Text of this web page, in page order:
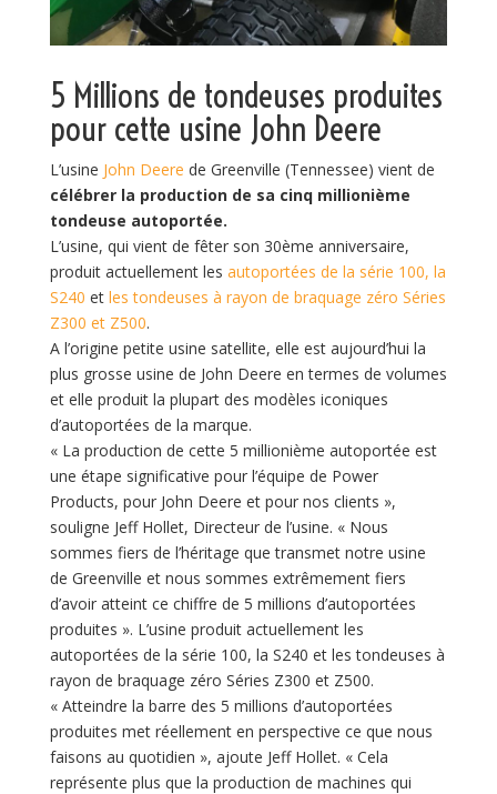
5 Millions de tondeuses produites
pour cette usine John Deere
L’usine John Deere de Greenville (Tennessee) vient de
célébrer la production de sa cinq millionième
tondeuse autoportée.
L’usine, qui vient de fêter son 30ème anniversaire,
produit actuellement les autoportées de la série 100, la
S240 et les tondeuses à rayon de braquage zéro Séries
Z300 et Z500.
A l’origine petite usine satellite, elle est aujourd’hui la
plus grosse usine de John Deere en termes de volumes
et elle produit la plupart des modèles iconiques
d’autoportées de la marque.
« La production de cette 5 millionième autoportée est
une étape significative pour l’équipe de Power
Products, pour John Deere et pour nos clients »,
souligne Jeff Hollet, Directeur de l’usine. « Nous
sommes fiers de l’héritage que transmet notre usine
de Greenville et nous sommes extrêmement fiers
d’avoir atteint ce chiffre de 5 millions d’autoportées
produites ». L’usine produit actuellement les
autoportées de la série 100, la S240 et les tondeuses à
rayon de braquage zéro Séries Z300 et Z500.
« Atteindre la barre des 5 millions d’autoportées
produites met réellement en perspective ce que nous
faisons au quotidien », ajoute Jeff Hollet. « Cela
représente plus que la production de machines qui